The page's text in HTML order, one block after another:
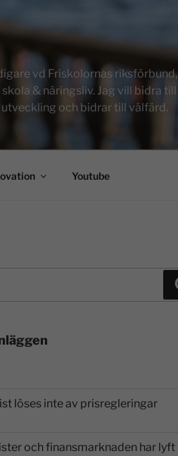
vd Friskolornas riksförbund,
& näringsliv. Jag vill bidra till
och bidrar till välfärd.
Youtube
löses inte av prisregleringar
och finansmarknaden har lyft